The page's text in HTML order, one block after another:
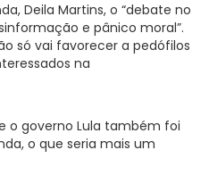
Deila Martins, o “debate no
e pânico moral”.
só vai favorecer a pedófilos
na
o governo Lula também foi
o que seria mais um